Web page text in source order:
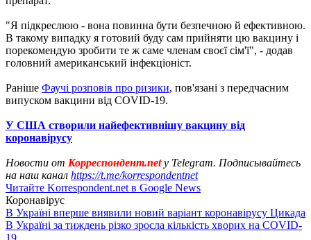
"Я підкреслюю - вона повинна бути безпечною й ефективною.
В такому випадку я готовий буду сам прийняти цю вакцину і
порекомендую зробити те ж саме членам своєї сім'ї", - додав
головний американський інфекціоніст.
Раніше Фаучі розповів про ризики, пов'язані з передчасним
випуском вакцини від COVID-19.
У США створили найефективнішу вакцину від
коронавірусу
Новости от Корреспондент.netу Telegram. Подписывайтесь
на наш канал https://t.me/korrespondentnet
Читайте Korrespondent.net в Google News
Коронавірус
В Україні вперше виявили новий варіант коронавірусу Цикада
В Україні за тиждень різко зросла кількість хворих на COVID-
19